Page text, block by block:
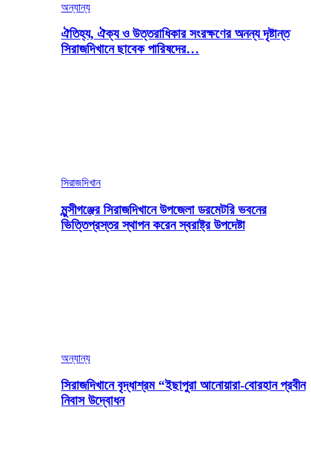
অন্যান্য
ঐতিহ্য, ঐক্য ও উত্তরাধিকার সংরক্ষণের অনন্য দৃষ্টান্ত
সিরাজদিখানে ছাবেক পারিষদের…
সিরাজদিখান
মুন্সীগঞ্জের সিরাজদিখানে উপজেলা ডরমেটরি ভবনের
ভিত্তিপ্রস্তর স্থাপন করেন স্বরাষ্ট্র উপদেষ্টা
অন্যান্য
সিরাজদিখানে বৃদ্ধাশ্রম “ইছাপুরা আনোয়ারা-বোরহান প্রবীন
নিবাস উদ্বোধন